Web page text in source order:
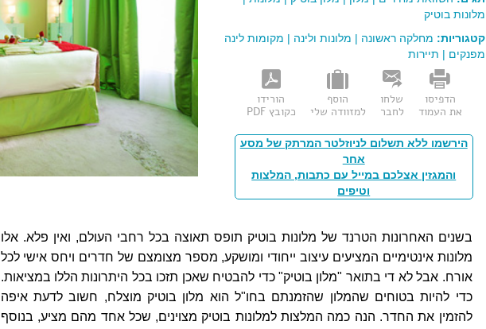
מלונות בוטיק
קטגוריות: מחלקה ראשונה | מלונות ולינה | מקומות לינה
מפנקים | תיירות
הדפיסו
את העמוד
שלחו
לחבר
הוסף
למזוודה שלי
הורידו
כקובץ PDF
הירשמו ללא תשלום לניוזלטר המרתק של מסע
אחר
והמגזין אצלכם במייל עם כתבות, המלצות
וטיפים
בשנים האחרונות הטרנד של מלונות בוטיק תופס תאוצה בכל רחבי העולם, ואין פלא. אלו
מלונות אינטימיים המציעים עיצוב ייחודי ומושקע, מספר מצומצם של חדרים ויחס אישי לכל
אורח. אבל לא די בתואר "מלון בוטיק" כדי להבטיח שאכן תזכו בכל היתרונות הללו במציאות.
כדי להיות בטוחים שהמלון שהזמנתם בחו"ל הוא מלון בוטיק מוצלח, חשוב לדעת איפה
להזמין את החדר. הנה כמה המלצות למלונות בוטיק מצוינים, שכל אחד מהם מציע, בנוסף